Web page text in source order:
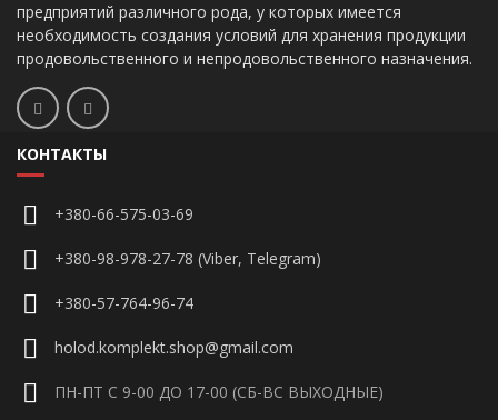
предприятий различного рода, у которых имеется
необходимость создания условий для хранения продукции
продовольственного и непродовольственного назначения.
КОНТАКТЫ
+380-66-575-03-69
+380-98-978-27-78 (Viber, Telegram)
+380-57-764-96-74
holod.komplekt.shop@gmail.com
ПН-ПТ С 9-00 ДО 17-00 (СБ-ВС ВЫХОДНЫЕ)